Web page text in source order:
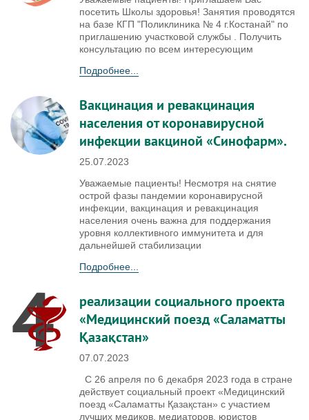
посетить Школы здоровья! Занятия проводятся
на базе КГП "Поликлиника № 4 г.Костанай" по
приглашению участковой службы . Получить
консультацию по всем интересующим
Подробнее...
Вакцинация и ревакцинация
населения от коронавирусной
инфекции вакциной «Синофарм».
25.07.2023
Уважаемые пациенты! Несмотря на снятие
острой фазы пандемии коронавирусной
инфекции, вакцинация и ревакцинация
населения очень важна для поддержания
уровня коллективного иммунитета и для
дальнейшей стабилизации
Подробнее...
реализации социального проекта
«Медицинский поезд «Саламатты
Қазақстан»
07.07.2023
С 26 апреля по 6 декабря 2023 года в стране
действует социальный проект «Медицинский
поезд «Саламатты Қазақстан» с участием
лучших медиков, медиаторов, юристов